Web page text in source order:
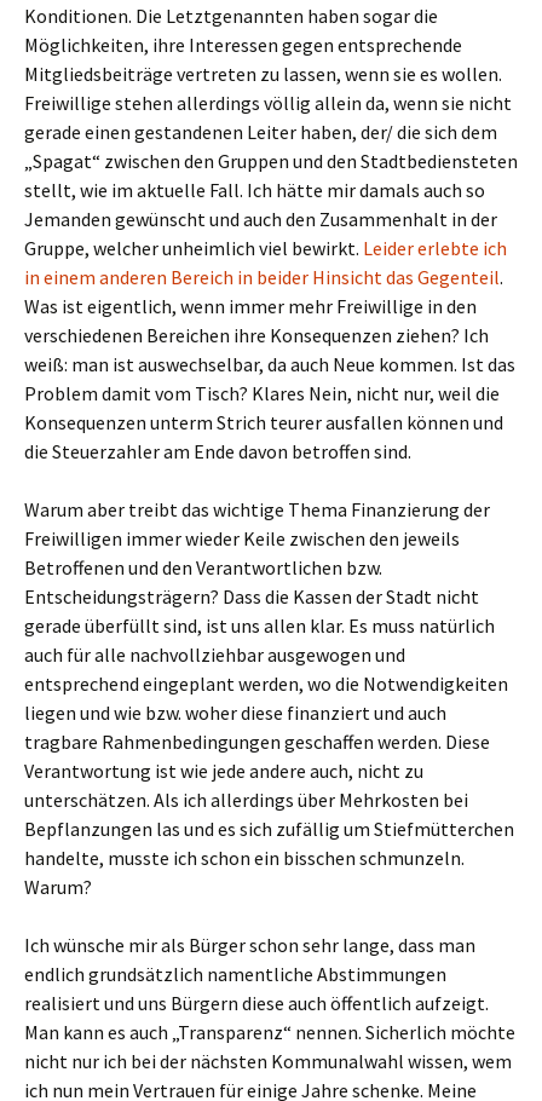
Konditionen. Die Letztgenannten haben sogar die
Möglichkeiten, ihre Interessen gegen entsprechende
Mitgliedsbeiträge vertreten zu lassen, wenn sie es wollen.
Freiwillige stehen allerdings völlig allein da, wenn sie nicht
gerade einen gestandenen Leiter haben, der/ die sich dem
„Spagat“ zwischen den Gruppen und den Stadtbediensteten
stellt, wie im aktuelle Fall. Ich hätte mir damals auch so
Jemanden gewünscht und auch den Zusammenhalt in der
Gruppe, welcher unheimlich viel bewirkt. Leider erlebte ich
in einem anderen Bereich in beider Hinsicht das Gegenteil.
Was ist eigentlich, wenn immer mehr Freiwillige in den
verschiedenen Bereichen ihre Konsequenzen ziehen? Ich
weiß: man ist auswechselbar, da auch Neue kommen. Ist das
Problem damit vom Tisch? Klares Nein, nicht nur, weil die
Konsequenzen unterm Strich teurer ausfallen können und
die Steuerzahler am Ende davon betroffen sind.
Warum aber treibt das wichtige Thema Finanzierung der
Freiwilligen immer wieder Keile zwischen den jeweils
Betroffenen und den Verantwortlichen bzw.
Entscheidungsträgern? Dass die Kassen der Stadt nicht
gerade überfüllt sind, ist uns allen klar. Es muss natürlich
auch für alle nachvollziehbar ausgewogen und
entsprechend eingeplant werden, wo die Notwendigkeiten
liegen und wie bzw. woher diese finanziert und auch
tragbare Rahmenbedingungen geschaffen werden. Diese
Verantwortung ist wie jede andere auch, nicht zu
unterschätzen. Als ich allerdings über Mehrkosten bei
Bepflanzungen las und es sich zufällig um Stiefmütterchen
handelte, musste ich schon ein bisschen schmunzeln.
Warum?
Ich wünsche mir als Bürger schon sehr lange, dass man
endlich grundsätzlich namentliche Abstimmungen
realisiert und uns Bürgern diese auch öffentlich aufzeigt.
Man kann es auch „Transparenz“ nennen. Sicherlich möchte
nicht nur ich bei der nächsten Kommunalwahl wissen, wem
ich nun mein Vertrauen für einige Jahre schenke. Meine